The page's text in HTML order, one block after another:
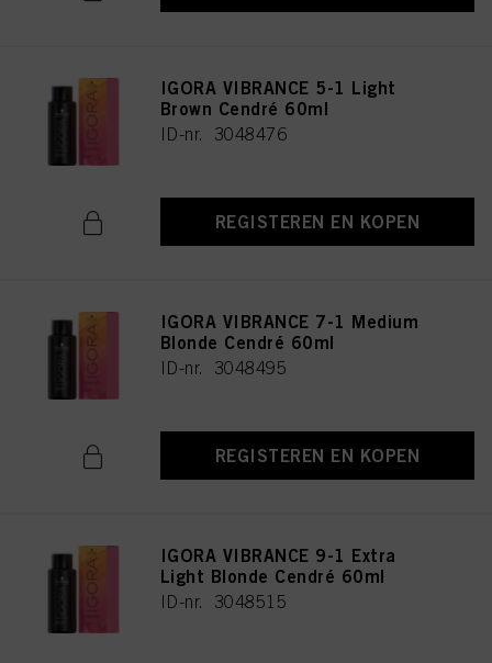
IGORA VIBRANCE 5-1 Light
Brown Cendré 60ml
ID-nr. 3048476
REGISTEREN EN KOPEN
IGORA VIBRANCE 7-1 Medium
Blonde Cendré 60ml
ID-nr. 3048495
REGISTEREN EN KOPEN
IGORA VIBRANCE 9-1 Extra
Light Blonde Cendré 60ml
ID-nr. 3048515